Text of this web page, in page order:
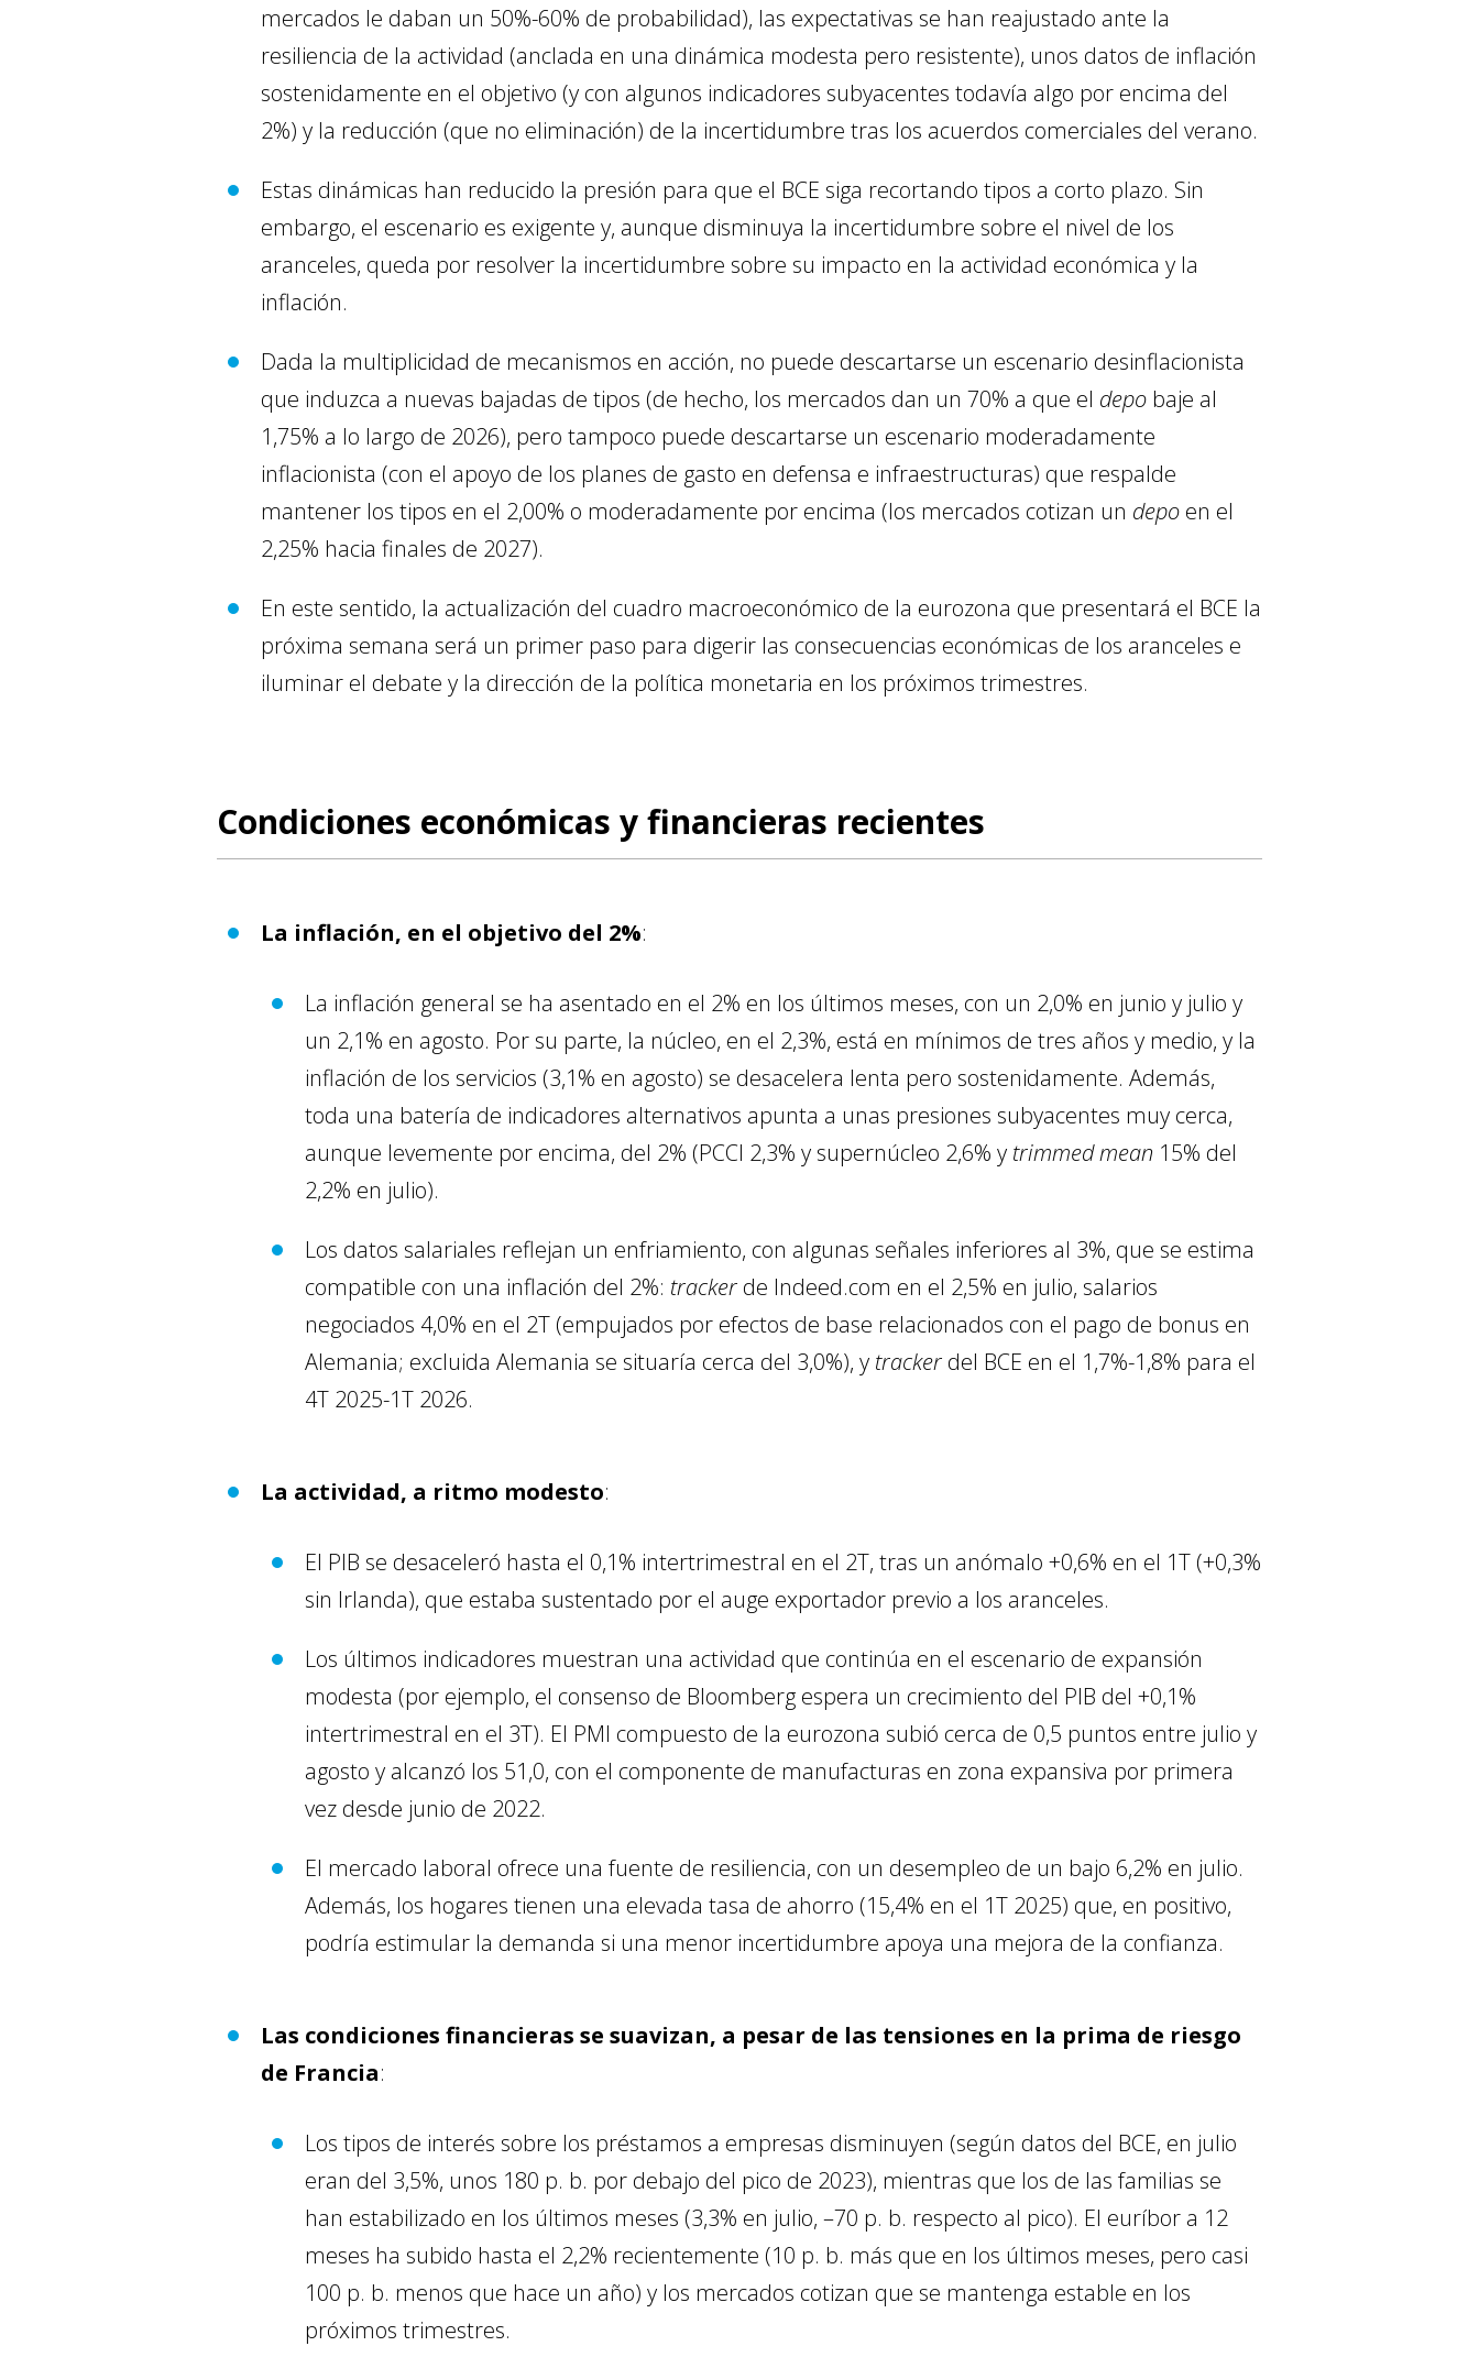
mercados le daban un 50%-60% de probabilidad), las expectativas se han reajustado ante la
resiliencia de la actividad (anclada en una dinámica modesta pero resistente), unos datos de inflación
sostenidamente en el objetivo (y con algunos indicadores subyacentes todavía algo por encima del
2%) y la reducción (que no eliminación) de la incertidumbre tras los acuerdos comerciales del verano.
Estas dinámicas han reducido la presión para que el BCE siga recortando tipos a corto plazo. Sin
embargo, el escenario es exigente y, aunque disminuya la incertidumbre sobre el nivel de los
aranceles, queda por resolver la incertidumbre sobre su impacto en la actividad económica y la
inflación.
Dada la multiplicidad de mecanismos en acción, no puede descartarse un escenario desinflacionista
que induzca a nuevas bajadas de tipos (de hecho, los mercados dan un 70% a que el depo baje al
1,75% a lo largo de 2026), pero tampoco puede descartarse un escenario moderadamente
inflacionista (con el apoyo de los planes de gasto en defensa e infraestructuras) que respalde
mantener los tipos en el 2,00% o moderadamente por encima (los mercados cotizan un depo en el
2,25% hacia finales de 2027).
En este sentido, la actualización del cuadro macroeconómico de la eurozona que presentará el BCE la
próxima semana será un primer paso para digerir las consecuencias económicas de los aranceles e
iluminar el debate y la dirección de la política monetaria en los próximos trimestres.
Condiciones económicas y financieras recientes
La inflación, en el objetivo del 2%:
La inflación general se ha asentado en el 2% en los últimos meses, con un 2,0% en junio y julio y
un 2,1% en agosto. Por su parte, la núcleo, en el 2,3%, está en mínimos de tres años y medio, y la
inflación de los servicios (3,1% en agosto) se desacelera lenta pero sostenidamente. Además,
toda una batería de indicadores alternativos apunta a unas presiones subyacentes muy cerca,
aunque levemente por encima, del 2% (PCCI 2,3% y supernúcleo 2,6% y trimmed mean 15% del
2,2% en julio).
Los datos salariales reflejan un enfriamiento, con algunas señales inferiores al 3%, que se estima
compatible con una inflación del 2%: tracker de Indeed.com en el 2,5% en julio, salarios
negociados 4,0% en el 2T (empujados por efectos de base relacionados con el pago de bonus en
Alemania; excluida Alemania se situaría cerca del 3,0%), y tracker del BCE en el 1,7%-1,8% para el
4T 2025-1T 2026.
La actividad, a ritmo modesto:
El PIB se desaceleró hasta el 0,1% intertrimestral en el 2T, tras un anómalo +0,6% en el 1T (+0,3%
sin Irlanda), que estaba sustentado por el auge exportador previo a los aranceles.
Los últimos indicadores muestran una actividad que continúa en el escenario de expansión
modesta (por ejemplo, el consenso de Bloomberg espera un crecimiento del PIB del +0,1%
intertrimestral en el 3T). El PMI compuesto de la eurozona subió cerca de 0,5 puntos entre julio y
agosto y alcanzó los 51,0, con el componente de manufacturas en zona expansiva por primera
vez desde junio de 2022.
El mercado laboral ofrece una fuente de resiliencia, con un desempleo de un bajo 6,2% en julio.
Además, los hogares tienen una elevada tasa de ahorro (15,4% en el 1T 2025) que, en positivo,
podría estimular la demanda si una menor incertidumbre apoya una mejora de la confianza.
Las condiciones financieras se suavizan, a pesar de las tensiones en la prima de riesgo
de Francia:
Los tipos de interés sobre los préstamos a empresas disminuyen (según datos del BCE, en julio
eran del 3,5%, unos 180 p. b. por debajo del pico de 2023), mientras que los de las familias se
han estabilizado en los últimos meses (3,3% en julio, –70 p. b. respecto al pico). El euríbor a 12
meses ha subido hasta el 2,2% recientemente (10 p. b. más que en los últimos meses, pero casi
100 p. b. menos que hace un año) y los mercados cotizan que se mantenga estable en los
próximos trimestres.